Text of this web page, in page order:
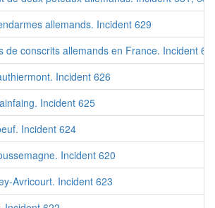
allemands. Incident 629
de conscrits allemands en France. Incident
Incident 626
Incident 625
Incident 624
Incident 620
Avricourt. Incident 623